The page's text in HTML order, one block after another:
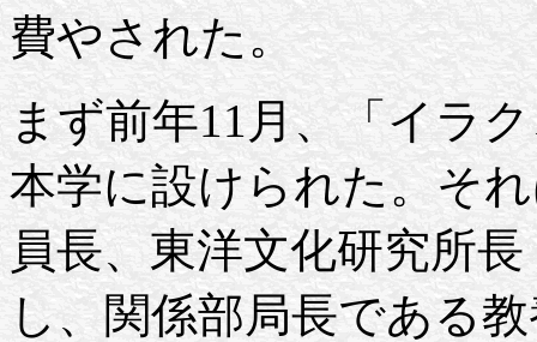
費やされた。
まず前年11月、「イラ
本学に設けられた。そ
員長、東洋文化研究所
し、関係部局長である